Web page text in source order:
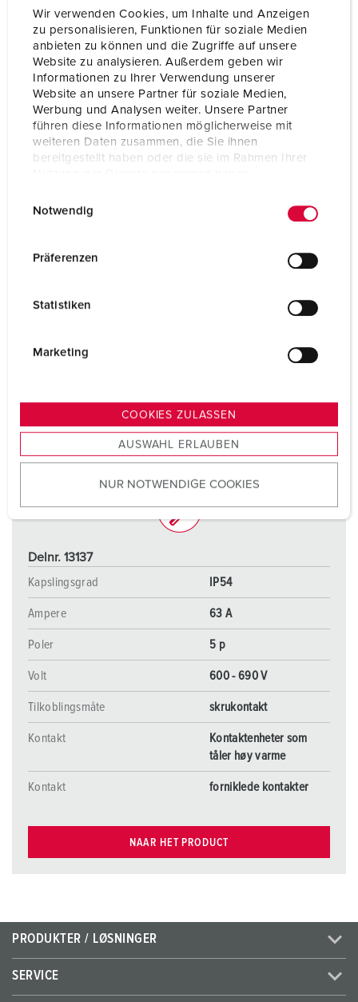
Wir verwenden Cookies, um Inhalte und Anzeigen
zu personalisieren, Funktionen für soziale Medien
anbieten zu können und die Zugriffe auf unsere
Website zu analysieren. Außerdem geben wir
Informationen zu Ihrer Verwendung unserer
Website an unsere Partner für soziale Medien,
Werbung und Analysen weiter. Unsere Partner
führen diese Informationen möglicherweise mit
weiteren Daten zusammen, die Sie ihnen
bereitgestellt haben oder die sie im Rahmen Ihrer
s
u
w
Notwendig
Präferenzen
Statistiken
Marketing
COOKIES ZULASSEN
AUSWAHL ERLAUBEN
NUR NOTWENDIGE COOKIES
Kontakt
Kontaktenheter som
tåler høy varme
Kontakt forniklede kontakter
NAAR HET PRODUCT
Delnr. 13137
Kapslingsgrad
IP54
Ampere 63 A
Poler 5 p
Volt 600 - 690 V
Tilkoblingsmåte skrukontakt
Kontakt
Kontaktenheter som
tåler høy varme
Kontakt forniklede kontakter
NAAR HET PRODUCT
PRODUKTER / LØSNINGER
SERVICE